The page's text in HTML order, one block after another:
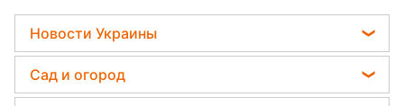
Новости Украины
Мобилизация
Политика
Сад и огород